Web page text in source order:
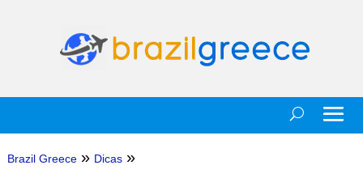
Brazil Greece » Dicas »